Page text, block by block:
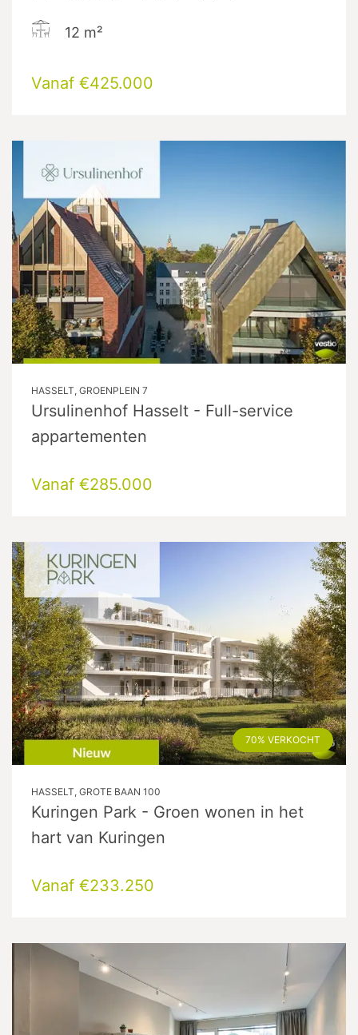
12 m²
Vanaf €425.000
HASSELT, GROENPLEIN 7
Ursulinenhof Hasselt - Full-service
appartementen
Vanaf €285.000
70% VERKOCHT
HASSELT, GROTE BAAN 100
Kuringen Park - Groen wonen in het
hart van Kuringen
Vanaf €233.250